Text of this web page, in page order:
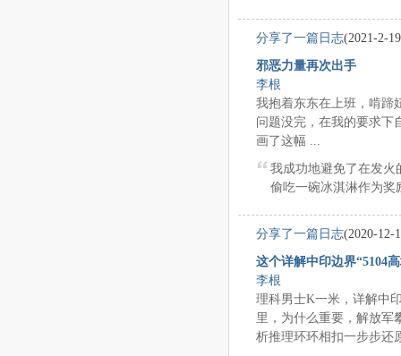
分享了一篇日志(2021-2-
邪恶力量再次出手
李根
我抱着东东在上班，啃蹄
问题没完，在我的要求下
画了这幅 ...
我成功地避免了在发火
偷吃一碗冰淇淋作为奖
分享了一篇日志(2020-12-
这个详解中印边界“5104
李根
理科男士K一米，详解中
里，为什么重要，解放军
析推理环环相扣一步步还